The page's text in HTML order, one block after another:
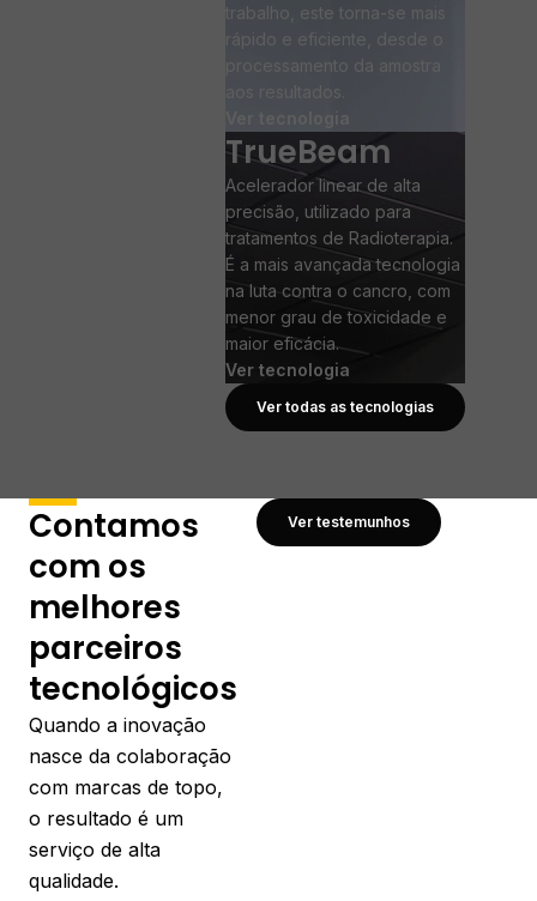
trabalho, este torna-se mais
rápido e eficiente, desde o
processamento da amostra
aos resultados.
Ver tecnologia
TrueBeam
Acelerador linear de alta
precisão, utilizado para
tratamentos de Radioterapia.
É a mais avançada tecnologia
na luta contra o cancro, com
menor grau de toxicidade e
maior eficácia.
Ver tecnologia
Ver todas as tecnologias
Contamos
com os
melhores
parceiros
tecnológicos
Quando a inovação
nasce da colaboração
com marcas de topo,
o resultado é um
serviço de alta
qualidade.
Ver testemunhos